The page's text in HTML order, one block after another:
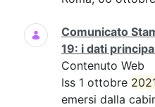
Comunicato
19: i dati
Contenuto Web
Iss 1 ottobre
emersi dalla